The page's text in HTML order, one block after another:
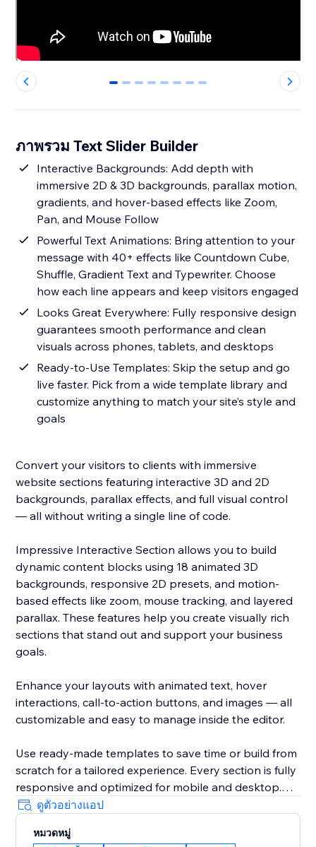
0 1 2 3 4 5 6 7
ภาพรวม Text Slider Builder
Interactive Backgrounds: Add depth with
immersive 2D & 3D backgrounds, parallax motion,
gradients, and hover-based effects like Zoom,
Pan, and Mouse Follow
Powerful Text Animations: Bring attention to your
message with 40+ effects like Countdown Cube,
Shuffle, Gradient Text and Typewriter. Choose
how each line appears and keep visitors engaged
Looks Great Everywhere: Fully responsive design
guarantees smooth performance and clean
visuals across phones, tablets, and desktops
Ready-to-Use Templates: Skip the setup and go
live faster. Pick from a wide template library and
customize anything to match your site’s style and
goals
Convert your visitors to clients with immersive
website sections featuring interactive 3D and 2D
backgrounds, parallax effects, and full visual control
— all without writing a single line of code.
Impressive Interactive Section allows you to build
dynamic content blocks using 18 animated 3D
backgrounds, responsive 2D presets, and motion-
based effects like zoom, mouse tracking, and layered
parallax. These features help you create visually rich
sections that stand out and support your business
goals.
Enhance your layouts with animated text, hover
interactions, call-to-action buttons, and images — all
customizable and easy to manage inside the editor.
Use ready-made templates to save time or build from
scratch for a tailored experience. Every section is fully
responsive and optimized for mobile and desktop.
Ideal for business owners and creators who want to
improve site engagement through interactive, design-
ดูตัวอย่างแอป
หมวดหมู่